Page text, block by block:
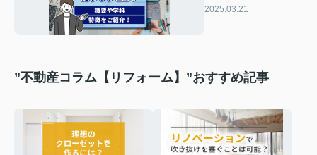
は？概要や学科・特
2025.03.21
”不動産コラム【リフォーム】”おすすめ記事